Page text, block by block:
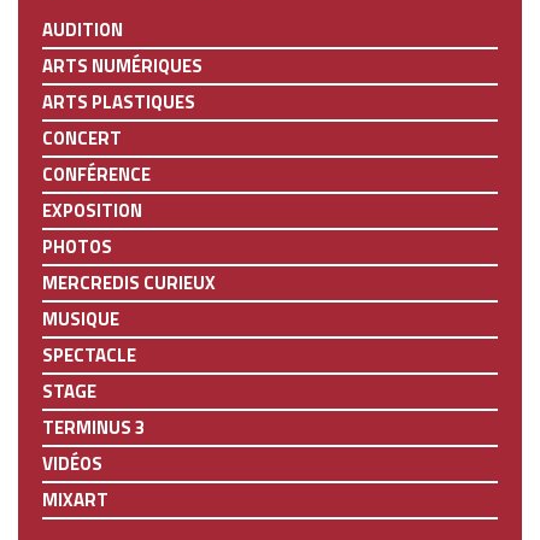
AUDITION
ARTS NUMÉRIQUES
ARTS PLASTIQUES
CONCERT
CONFÉRENCE
EXPOSITION
PHOTOS
MERCREDIS CURIEUX
MUSIQUE
SPECTACLE
STAGE
TERMINUS 3
VIDÉOS
MIXART